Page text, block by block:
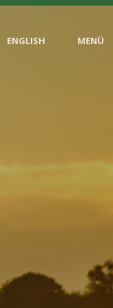
ENGLISH MENÜ